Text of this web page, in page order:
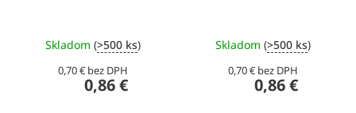
Skladom (>500 ks)
0,70 € bez DPH
0,86 €
Skladom (>500 ks)
0,70 € bez DPH
0,86 €